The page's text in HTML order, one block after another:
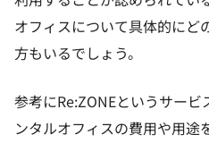
オフィスについて具体的にど
方もいるでしょう。
参考にRe:ZONEというサー
ンタルオフィスの費用や用途